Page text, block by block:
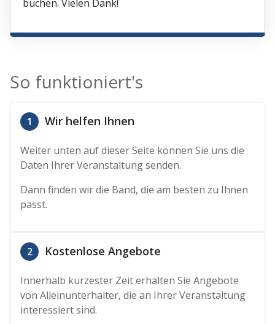
buchen. Vielen Dank!
So funktioniert's
1 Wir helfen Ihnen
Weiter unten auf dieser Seite können Sie uns die
Daten Ihrer Veranstaltung senden.
Dann finden wir die Band, die am besten zu Ihnen
passt.
2 Kostenlose Angebote
Innerhalb kürzester Zeit erhalten Sie Angebote
von Alleinunterhalter, die an Ihrer Veranstaltung
interessiert sind.